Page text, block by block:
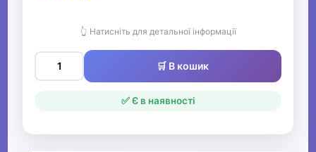
👆 Натисніть для детальної інформації
🛒 В кошик
✅ Є в наявності